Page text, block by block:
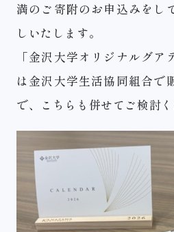
満のご寄附のお申込みをし
しいたします。
「金沢大学オリジナルグア
は金沢大学生活協同組合で
で、こちらも併せてご検討く